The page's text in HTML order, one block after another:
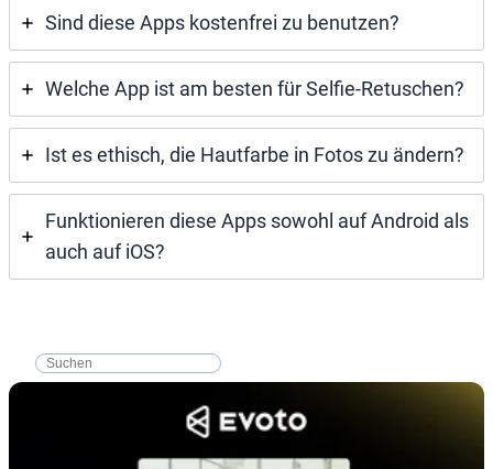
Sind diese Apps kostenfrei zu benutzen?
Welche App ist am besten für Selfie-Retuschen?
Ist es ethisch, die Hautfarbe in Fotos zu ändern?
Funktionieren diese Apps sowohl auf Android als
auch auf iOS?
搜